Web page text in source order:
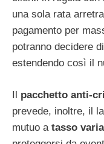
una sola rata
pagamento per
potranno decidere di
estendendo così il
Il pacchetto anti-
prevede, inoltre, il
mutuo a tasso